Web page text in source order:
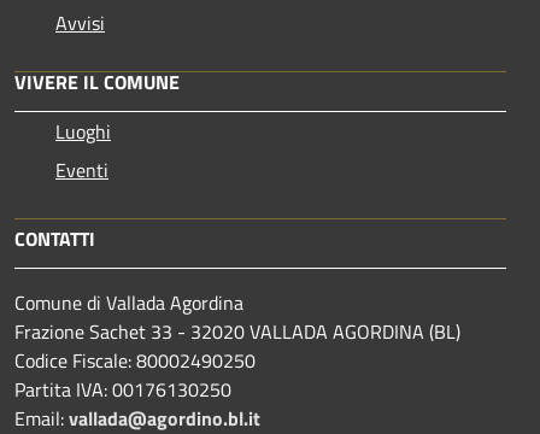
Avvisi
VIVERE IL COMUNE
Luoghi
Eventi
CONTATTI
Comune di Vallada Agordina
Frazione Sachet 33 - 32020 VALLADA AGORDINA (BL)
Codice Fiscale: 80002490250
Partita IVA: 00176130250
Email:vallada@agordino.bl.it